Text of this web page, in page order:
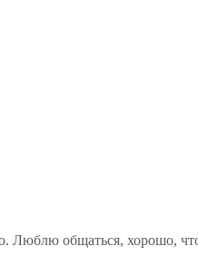
общаться, хорошо, что